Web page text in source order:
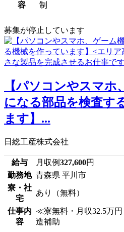
容
制
募集が停止しています
【パソコンやスマホ
になる部品を検査す
ます】...
日総工産株式会社
給与 月収例327,600円
勤務地 青森県 平川市
寮・社
宅
あり（無料）
仕事内
容
≪寮無料・月収32.5万
造補助